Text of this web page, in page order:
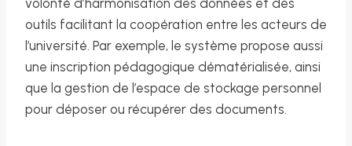
outils facilitant la coopération entre les acteurs de
l’université. Par exemple, le système propose aussi
une inscription pédagogique dématérialisée, ainsi
que la gestion de l’espace de stockage personnel
pour déposer ou récupérer des documents.